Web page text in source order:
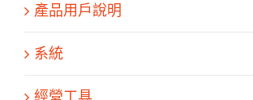
產品用戶說明
系統